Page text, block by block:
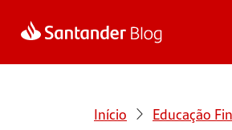
Início Educação